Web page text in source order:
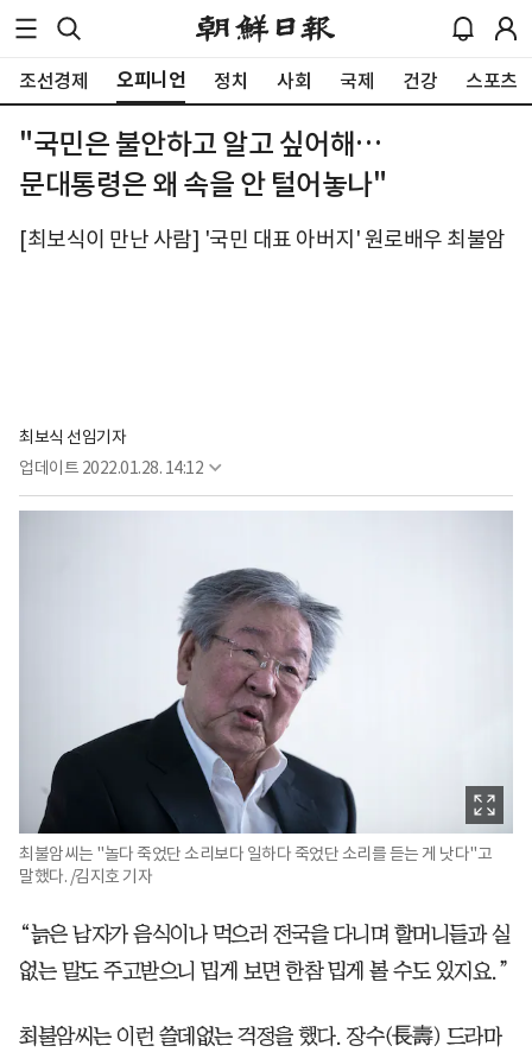
조선경제 오피니언 정치 사회 국제 건강 스포츠
"국민은 불안하고 알고 싶어해…
문대통령은 왜 속을 안 털어놓나"
[최보식이 만난 사람] '국민 대표 아버지' 원로배우 최불암
최보식 선임기자
업데이트 2022.01.28. 14:12
최불암씨는 "놀다 죽었단 소리보다 일하다 죽었단 소리를 듣는 게 낫다"고
말했다. /김지호 기자
“늙은 남자가 음식이나 먹으러 전국을 다니며 할머니들과 실
없는 말도 주고받으니 밉게 보면 한참 밉게 볼 수도 있지요.”
최불암씨는 이런 쓸데없는 걱정을 했다. 장수(長壽) 드라마